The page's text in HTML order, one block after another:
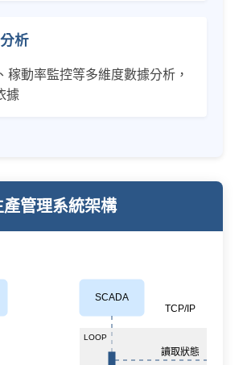
析
稼動率監控等多維度數據分析，
據
管理系統架構
SCADA
TCP/IP
LOOP
讀取狀態